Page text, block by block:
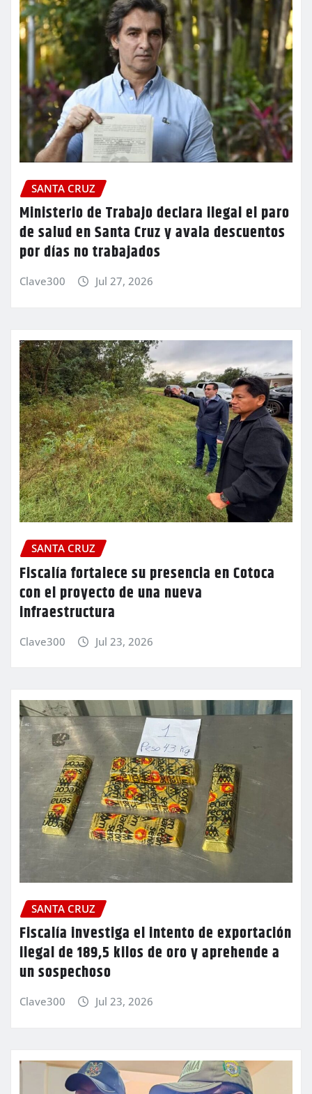
SANTA CRUZ
Ministerio de Trabajo declara ilegal el paro
de salud en Santa Cruz y avala descuentos
por días no trabajados
Clave300 Jul 27, 2026
SANTA CRUZ
Fiscalía fortalece su presencia en Cotoca
con el proyecto de una nueva
infraestructura
Clave300 Jul 23, 2026
SANTA CRUZ
Fiscalía investiga el intento de exportación
ilegal de 189,5 kilos de oro y aprehende a
un sospechoso
Clave300 Jul 23, 2026